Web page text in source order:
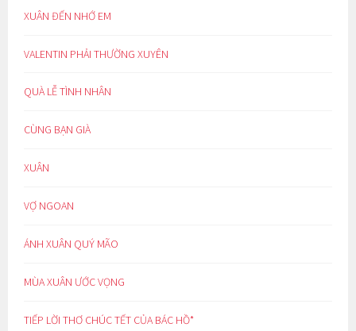
XUÂN ĐẾN NHỚ EM
VALENTIN PHẢI THƯỜNG XUYÊN
QUÀ LỄ TÌNH NHÂN
CÙNG BẠN GIÀ
XUÂN
VỢ NGOAN
ÁNH XUÂN QUÝ MÃO
MÙA XUÂN ƯỚC VỌNG
TIẾP LỜI THƠ CHÚC TẾT CỦA BÁC HỒ*